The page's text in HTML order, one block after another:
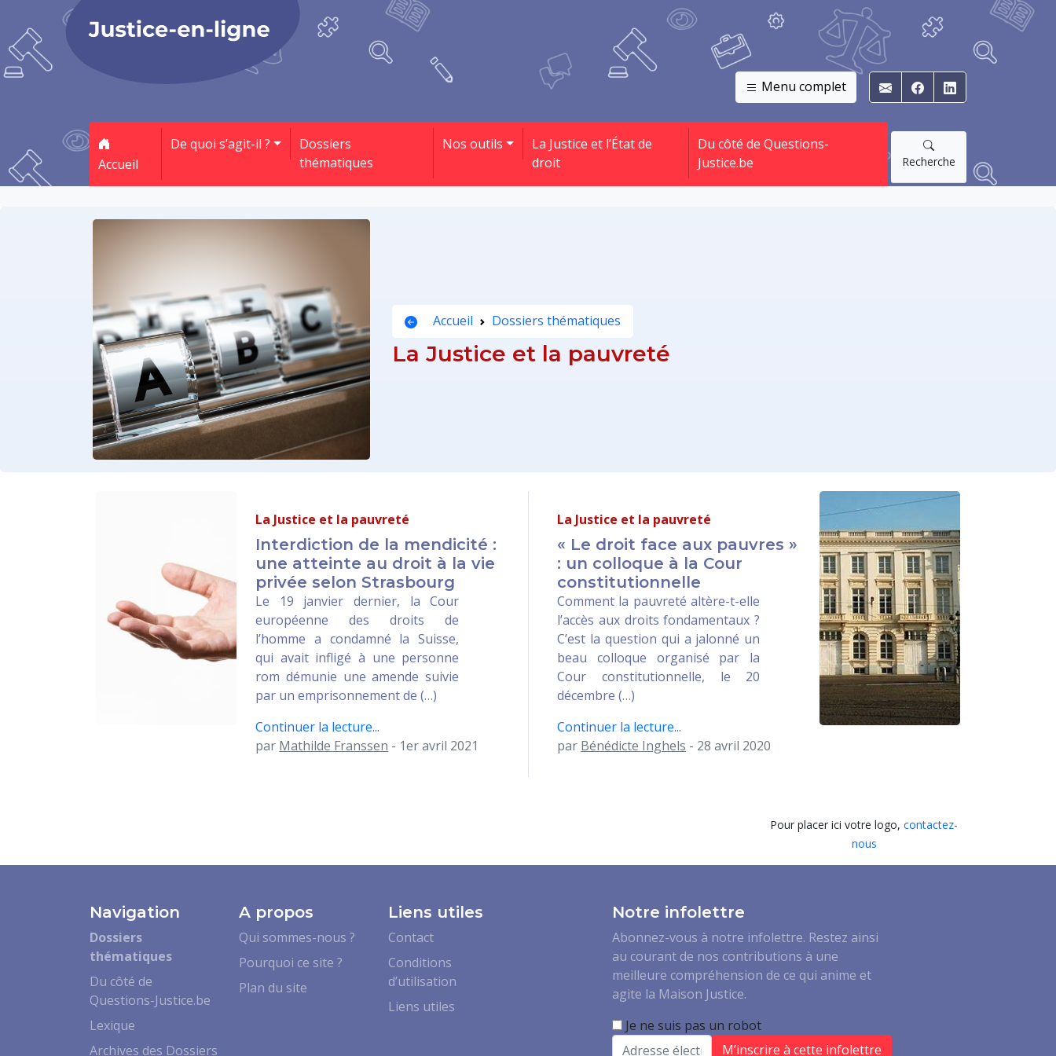
Menu complet E-mail Facebook
Accueil
De quoi s’agit-il ?
Dossiers
thématiques
Nos outils
La Justice et l’État de
droit
Du côté de Questions-
Justice.be
Recherche
Accueil Dossiers thématiques
La Justice et la pauvreté
La Justice et la pauvreté
Interdiction de la mendicité :
une atteinte au droit à la vie
privée selon Strasbourg
Le 19 janvier dernier, la Cour
européenne des droits de
l’homme a condamné la Suisse,
qui avait infligé à une personne
rom démunie une amende suivie
par un emprisonnement de (…)
Continuer la lecture...
par Mathilde Franssen - 1er avril 2021
La Justice et la pauvreté
« Le droit face aux pauvres »
: un colloque à la Cour
constitutionnelle
Comment la pauvreté altère-t-elle
l’accès aux droits fondamentaux ?
C’est la question qui a jalonné un
beau colloque organisé par la
Cour constitutionnelle, le 20
décembre (…)
Continuer la lecture...
par Bénédicte Inghels - 28 avril 2020
Pour placer ici votre logo, contactez-
nous
Navigation
Dossiers
thématiques
Du côté de
Questions-Justice.be
Lexique
Archives des Dossiers
A propos
Qui sommes-nous ?
Pourquoi ce site ?
Plan du site
Liens utiles
Contact
Conditions
d’utilisation
Liens utiles
Notre infolettre
Abonnez-vous à notre infolettre. Restez ainsi
au courant de nos contributions à une
meilleure compréhension de ce qui anime et
agite la Maison Justice.
Je ne suis pas un robot
Email